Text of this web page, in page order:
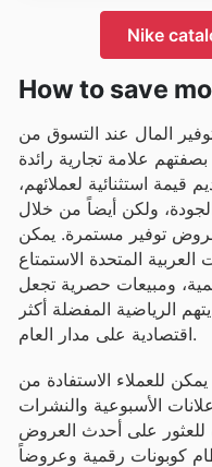
Nike
How to save
المال عند التسوق من
علامة تجارية رائدة
قيمة استثنائية لعملائهم،
ولكن أيضاً من خلال
توفير مستمرة. يمكن
المتحدة الاستمتاع
ومبيعات حصرية تجعل
الرياضية المفضلة أكثر
اقتصادية على مدار العام.
للعملاء الاستفادة من
الأسبوعية والنشرات
للعثور على أحدث العروض
كوبونات رقمية وعروضاً